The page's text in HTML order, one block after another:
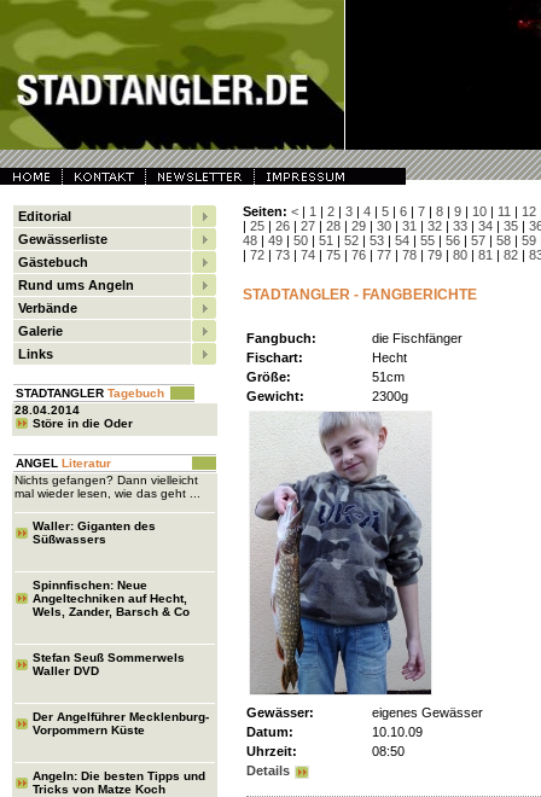
Editorial
Gewässerliste
Gästebuch
Rund ums Angeln
Verbände
Galerie
Links
STADTANGLER Tagebuch
28.04.2014
Störe in die Oder
ANGEL Literatur
Nichts gefangen? Dann vielleicht
mal wieder lesen, wie das geht ...
Waller: Giganten des
Süßwassers
Spinnfischen: Neue
Angeltechniken auf Hecht,
Wels, Zander, Barsch & Co
Stefan Seuß Sommerwels
Waller DVD
Der Angelführer Mecklenburg-
Vorpommern Küste
Angeln: Die besten Tipps und
Tricks von Matze Koch
Seiten: < | 1 | 2 | 3 | 4 | 5 | 6 | 7 | 8 | 9 | 10 | 11 | 12
| 25 | 26 | 27 | 28 | 29 | 30 | 31 | 32 | 33 | 34 | 35 |
48 | 49 | 50 | 51 | 52 | 53 | 54 | 55 | 56 | 57 | 58 | 59
| 72 | 73 | 74 | 75 | 76 | 77 | 78 | 79 | 80 | 81 | 82 |
STADTANGLER - FANGBERICHTE
Fangbuch:
die Fischfänger
Fischart:
Hecht
Größe:
51cm
Gewicht:
2300g
Gewässer:
eigenes Gewässer
Datum:
10.10.09
Uhrzeit:
08:50
Details